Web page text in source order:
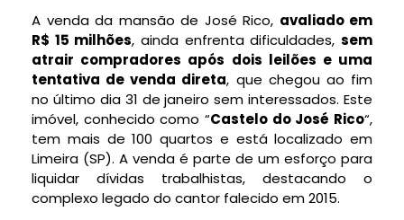
A venda da mansão de José Rico, avaliado em
R$ 15 milhões, ainda enfrenta dificuldades,sem
atrair compradores após dois leilões e uma
tentativa de venda direta, que chegou ao fim
no último dia 31 de janeiro sem interessados. Este
imóvel, conhecido como “Castelo do José Rico“,
tem mais de 100 quartos e está localizado em
Limeira (SP). A venda é parte de um esforço para
liquidar dívidas trabalhistas, destacando o
complexo legado do cantor falecido em 2015.